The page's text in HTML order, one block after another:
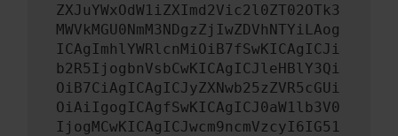
ZXJuYWxOdW1iZXImd2Vic2l0ZT02OTk3
MWVkMGU0NmM3NDgzZjIwZDVhNTYiLAog
ICAgImhlYWRlcnMiOiB7fSwKICAgICJi
b2R5IjogbnVsbCwKICAgICJleHBlY3Qi
OiB7CiAgICAgICJyZXNwb25zZVR5cGUi
OiAiIgogICAgfSwKICAgICJ0aW1lb3V0
IjogMCwKICAgICJwcm9ncmVzcyI6IG51